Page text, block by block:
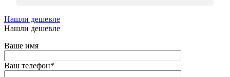
Нашли дешевле
Нашли дешевле
Ваше имя
Ваш телефон*